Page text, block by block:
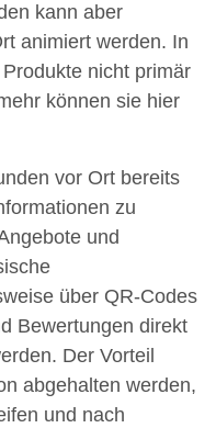
kann aber
animiert werden. In
nicht primär
können sie hier
vor Ort bereits
zu
und
über QR-Codes
Bewertungen direkt
Der Vorteil
abgehalten werden,
und nach